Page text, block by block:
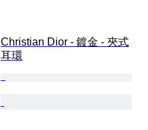
Christian Dior - 鍍金 - 夾式
耳環